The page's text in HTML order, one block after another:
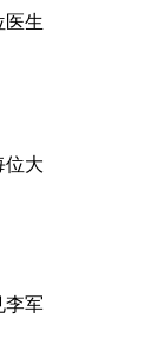
医生
位大
李军